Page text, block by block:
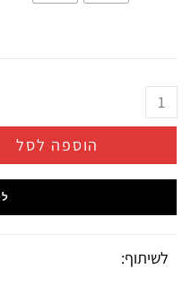
הוספה לסל
לשיתוף: